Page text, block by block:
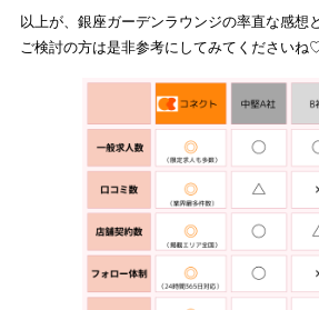
以上が、銀座ガーデンラウンジの率直な感想
ご検討の方は是非参考にしてみてくださいね